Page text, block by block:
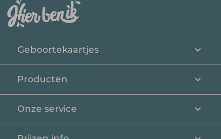
Geboortekaartjes
Producten
Onze service